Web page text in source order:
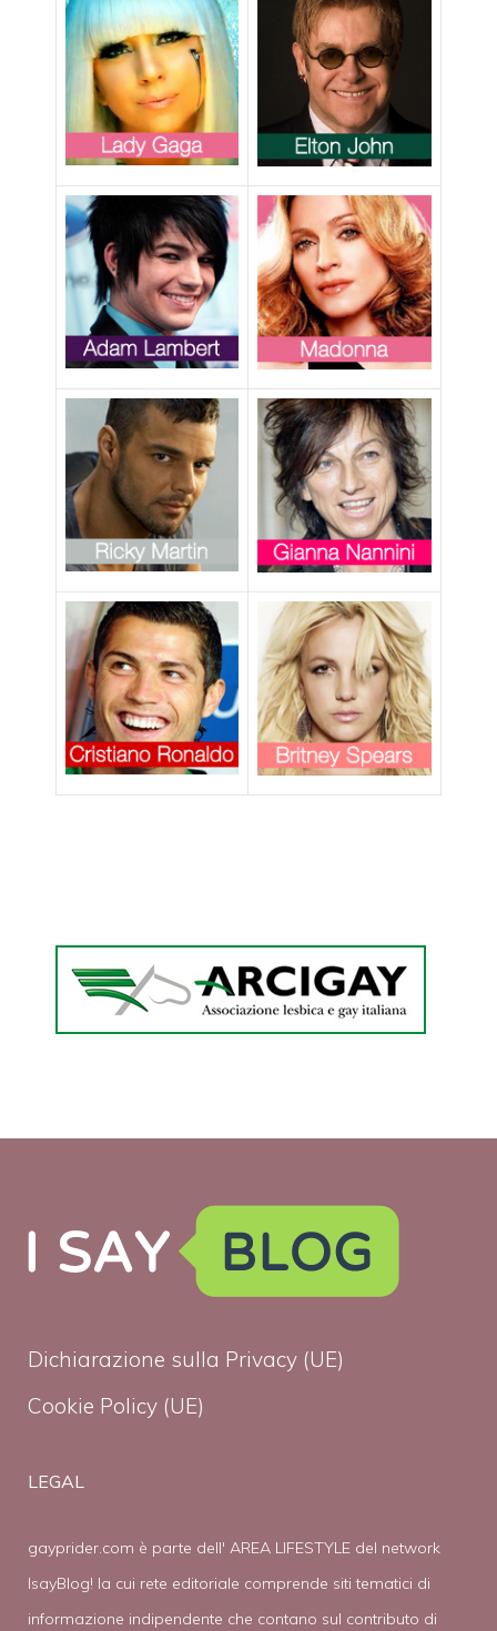
Dichiarazione sulla Privacy (UE)
Cookie Policy (UE)
LEGAL
gayprider.com è parte dell' AREA LIFESTYLE del network
IsayBlog! la cui rete editoriale comprende siti tematici di
informazione indipendente che contano sul contributo di